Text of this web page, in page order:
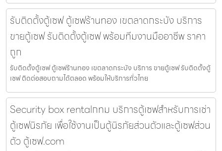
รับติดตั้งตู้เซฟ ตู้เซฟร้านทอง เขตลาดกระบัง บริการ
ขายตู้เซฟ รับติดตั้งตู้เซฟ พร้อมทีมงานมืออาชีพ ราคา
ถูก
รับติดตั้งตู้เซฟ ตู้เซฟร้านทอง เขตลาดกระบัง บริการ ขายตู้เซฟ รับติดตั้งตู้
เซฟ ติดต่อสอบถามได้ตลอด พร้อมให้บริการทั่วไทย
Security box rentalกทม บริการตู้เซฟสำหรับการเช่า
ตู้เซฟนิรภัย เพื่อใช้งานเป็นตู้นิรภัยส่วนตัวและตู้เซฟส่วน
ตัว ตู้เซฟ.com